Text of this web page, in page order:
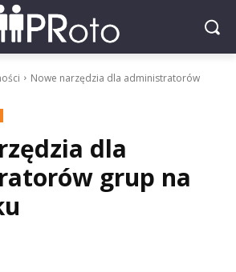
Nowe narzędzia dla administratorów
dla
grup na